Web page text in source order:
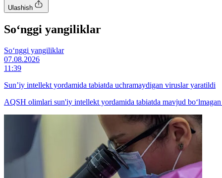
Ulashish
So‘nggi yangiliklar
So‘nggi yangiliklar
07.08.2026
11:39
Sun’iy intellekt yordamida tabiatda uchramaydigan viruslar yaratildi
AQSH olimlari sun'iy intellekt yordamida tabiatda mavjud